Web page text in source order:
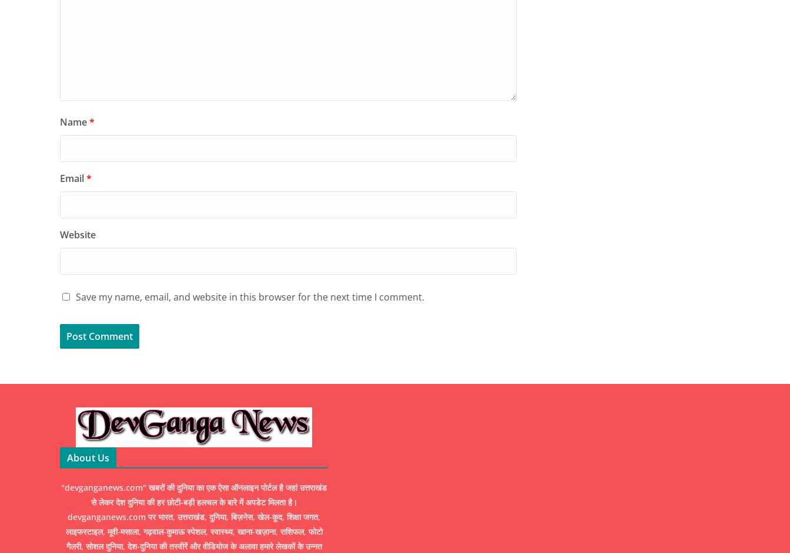
Name*
Email*
Website
Save my name, email, and website in this browser for the next time I comment.
About Us
"devganganews.com" खबरों की दुनिया का एक ऐसा ऑनलाइन पोर्टल है जहां उत्तराखंड
से लेकर देश दुनिया की हर छोटी-बड़ी हलचल के बारे में अपडेट मिलता है।
devganganews.com पर भारत, उत्तराखंड, दुनिया, बिज़नेस, खेल-कूद, शिक्षा जगत,
लाइफस्टाइल, मूवी-मसाला, गढ़वाल-कुमाऊ स्पेशल, स्वास्थ्य, खाना-खज़ाना, राशिफल, फोटो
गैलरी, सोशल दुनिया, देश-दुनिया की तस्वीरें और वीडियोज के अलावा हमारे लेखकों के उन्नत